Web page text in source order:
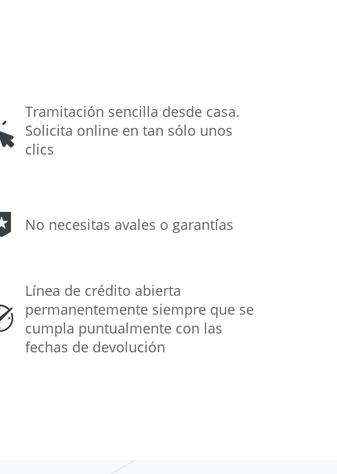
Tramitación sencilla desde casa.
Solicita online en tan sólo unos
clics
No necesitas avales o garantías
Línea de crédito abierta
permanentemente siempre que se
cumpla puntualmente con las
fechas de devolución